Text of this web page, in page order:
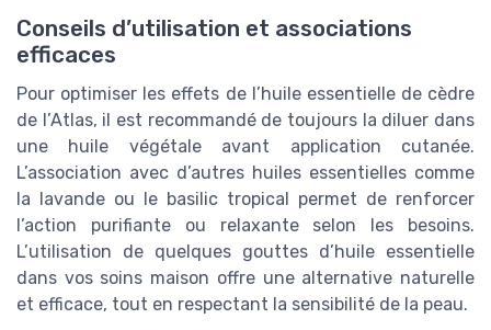
Conseils d’utilisation et associations
efficaces
Pour optimiser les effets de l’huile essentielle de cèdre
de l’Atlas, il est recommandé de toujours la diluer dans
une huile végétale avant application cutanée.
L’association avec d’autres huiles essentielles comme
la lavande ou le basilic tropical permet de renforcer
l’action purifiante ou relaxante selon les besoins.
L’utilisation de quelques gouttes d’huile essentielle
dans vos soins maison offre une alternative naturelle
et efficace, tout en respectant la sensibilité de la peau.